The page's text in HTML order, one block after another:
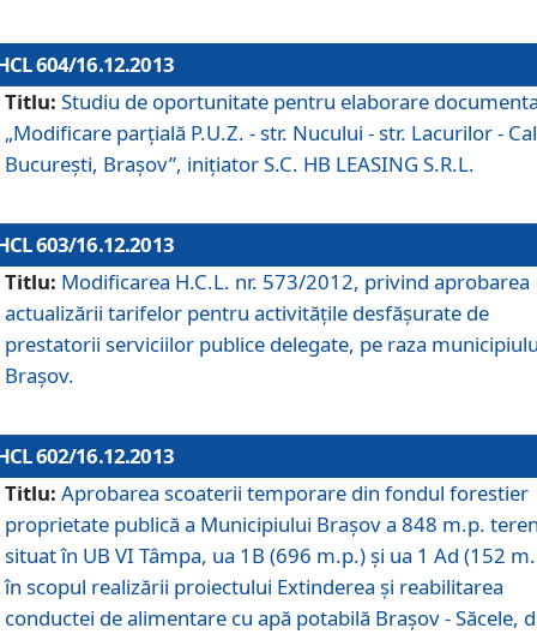
604/16.12.2013
Titlu: Studiu de oportunitate pentru elaborare
„Modificare parţială P.U.Z. - str. Nucului - str. Lacurilor -
Bucureşti, Braşov”, iniţiator S.C. HB LEASING S.R.L.
603/16.12.2013
Titlu: Modificarea H.C.L. nr. 573/2012, privind aprobarea
actualizării tarifelor pentru activităţile desfăşurate de
prestatorii serviciilor publice delegate, pe raza
Braşov.
602/16.12.2013
Titlu: Aprobarea scoaterii temporare din fondul forestier
proprietate publică a Municipiului Braşov a 848 m.p.
situat în UB VI Tâmpa, ua 1B (696 m.p.) şi ua 1 Ad (152
în scopul realizării proiectului Extinderea şi reabilitarea
conductei de alimentare cu apă potabilă Braşov - Săcele,